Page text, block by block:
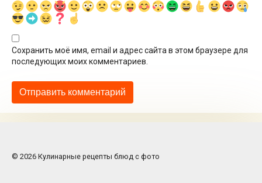
Сохранить моё имя, email и адрес сайта в этом браузере для
последующих моих комментариев.
© 2026 Кулинарные рецепты блюд с фото